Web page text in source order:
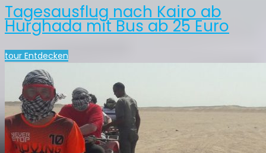
Tagesausflug nach Kairo ab
Hurghada mit Bus ab 25 Euro
tour Entdecken